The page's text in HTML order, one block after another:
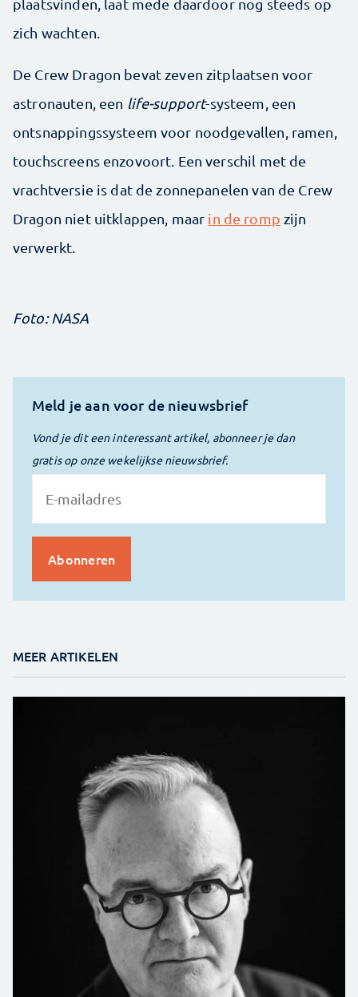
plaatsvinden, laat mede daardoor nog steeds op
zich wachten.
De Crew Dragon bevat zeven zitplaatsen voor
astronauten, een life-support-systeem, een
ontsnappingssysteem voor noodgevallen, ramen,
touchscreens enzovoort. Een verschil met de
vrachtversie is dat de zonnepanelen van de Crew
Dragon niet uitklappen, maar in de romp zijn
verwerkt.
Foto: NASA
Meld je aan voor de nieuwsbrief
Vond je dit een interessant artikel, abonneer je dan
gratis op onze wekelijkse nieuwsbrief.
MEER ARTIKELEN